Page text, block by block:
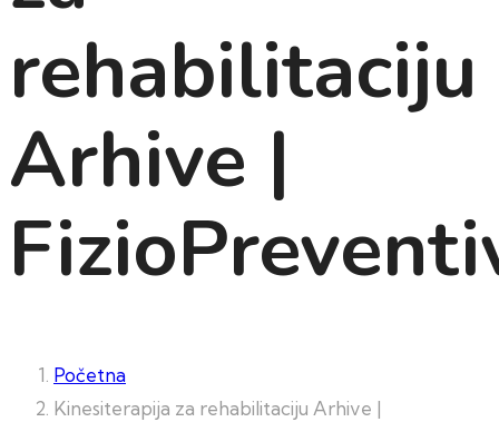
rehabilitaciju
Arhive |
Početna
Kinesiterapija za rehabilitaciju Arhive |